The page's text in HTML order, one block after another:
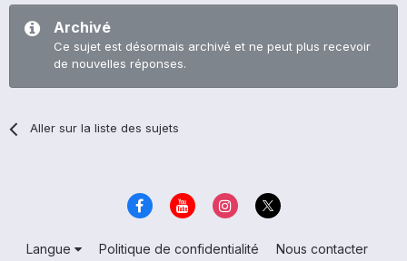
Archivé
Ce sujet est désormais archivé et ne peut plus recevoir
de nouvelles réponses.
Aller sur la liste des sujets
Langue Politique de confidentialité
Nous contacter